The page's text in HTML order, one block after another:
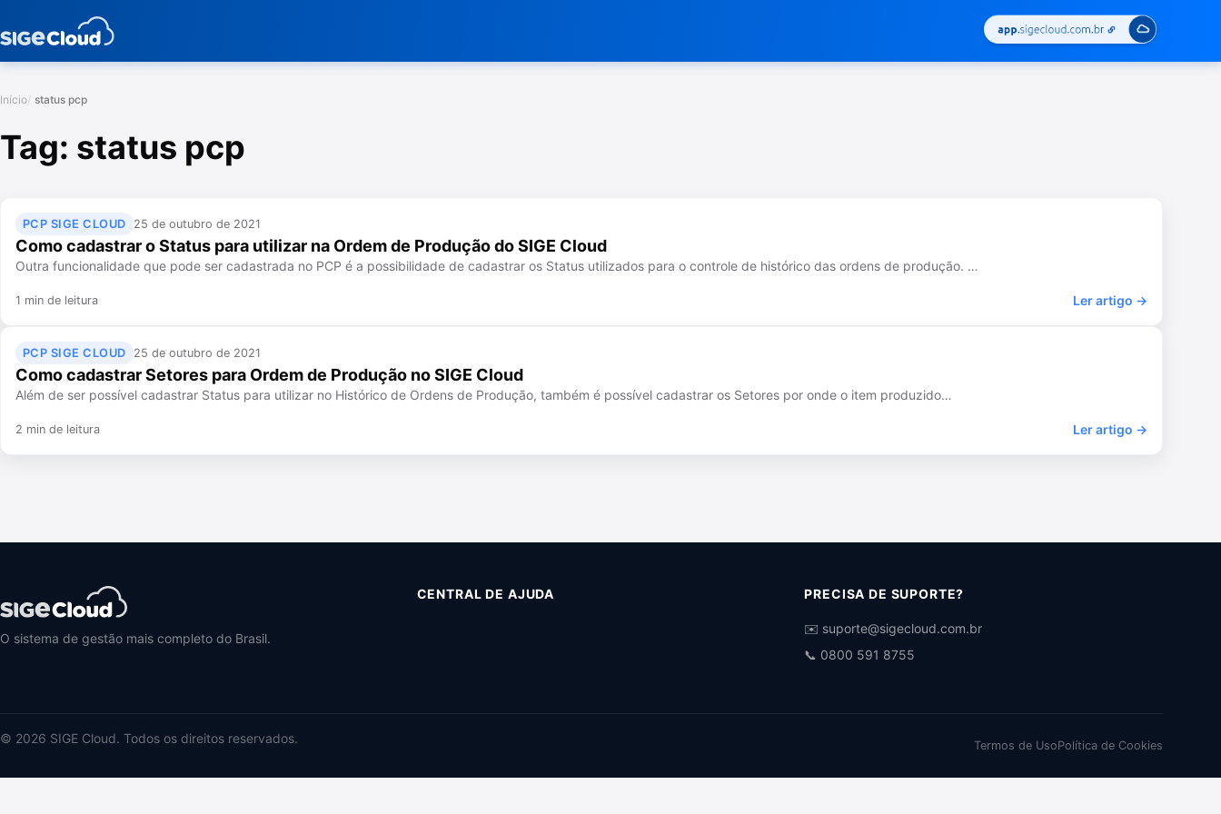
Início status pcp
Tag: status pcp
PCP SIGE CLOUD 25 de outubro de 2021
Como cadastrar o Status para utilizar na Ordem de Produção do SIGE Cloud
Outra funcionalidade que pode ser cadastrada no PCP é a possibilidade de cadastrar os Status utilizados para o controle de histórico das ordens de produção. …
1 min de leitura Ler artigo →
PCP SIGE CLOUD 25 de outubro de 2021
Como cadastrar Setores para Ordem de Produção no SIGE Cloud
Além de ser possível cadastrar Status para utilizar no Histórico de Ordens de Produção, também é possível cadastrar os Setores por onde o item produzido…
2 min de leitura Ler artigo →
O sistema de gestão mais completo do Brasil.
CENTRAL DE AJUDA PRECISA DE SUPORTE?
✉️ suporte@sigecloud.com.br
📞 0800 591 8755
© 2026 SIGE Cloud. Todos os direitos reservados. Termos de UsoPolítica de Cookies